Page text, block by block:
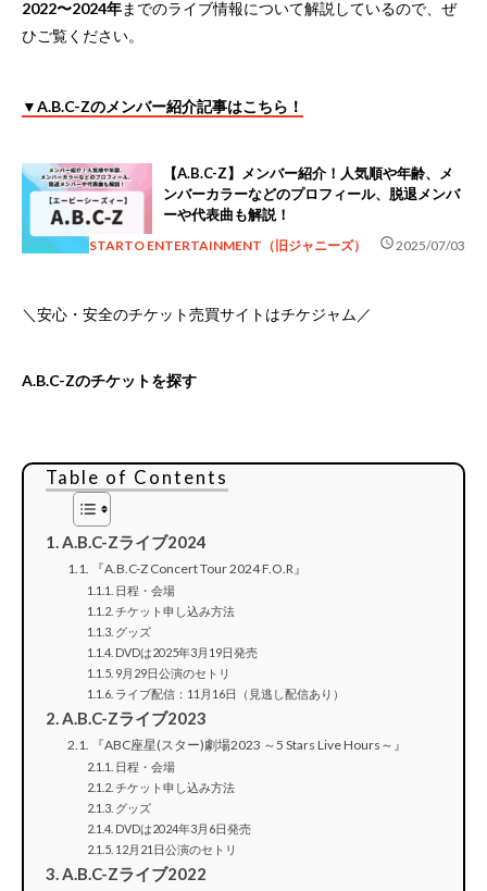
2022〜2024年までのライブ情報について解説しているので、ぜ
ひご覧ください。
▼A.B.C-Zのメンバー紹介記事はこちら！
【A.B.C-Z】メンバー紹介！人気順や年齢、メ
ンバーカラーなどのプロフィール、脱退メンバ
ーや代表曲も解説！
STARTO ENTERTAINMENT（旧ジャニーズ） schedule2025/07/03
＼安心・安全のチケット売買サイトはチケジャム／
A.B.C-Zのチケットを探す
Table of Contents
A.B.C-Zライブ2024
『A.B.C-Z Concert Tour 2024 F.O.R』
日程・会場
チケット申し込み方法
グッズ
DVDは2025年3月19日発売
9月29日公演のセトリ
ライブ配信：11月16日（見逃し配信あり）
A.B.C-Zライブ2023
『ABC座星(スター)劇場2023 ～5 Stars Live Hours～』
日程・会場
チケット申し込み方法
グッズ
DVDは2024年3月6日発売
12月21日公演のセトリ
A.B.C-Zライブ2022